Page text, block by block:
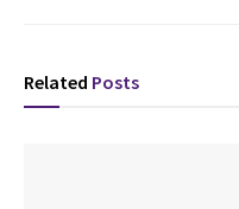
Related Posts